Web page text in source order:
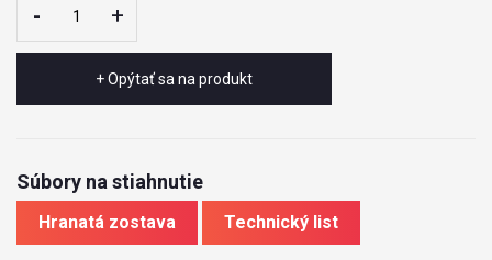
- +
- +
+ Opýtať sa na produkt
Súbory na stiahnutie
Hranatá zostava Technický list